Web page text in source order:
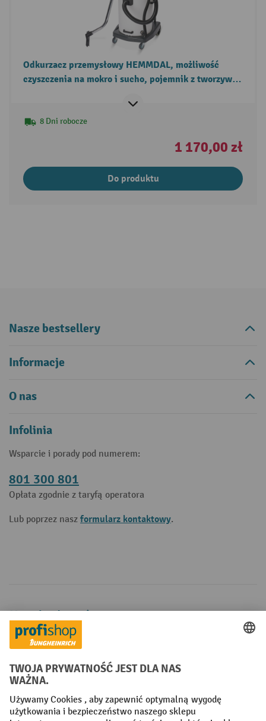
Odkurzacz przemysłowy HEMMDAL, możliwość
czyszczenia na mokro i sucho, pojemnik z tworzywa
8 Dni robocze
1 170,00 zł
Do produktu
Nasze bestsellery
Informacje
O nas
Infolinia
Wsparcie i porady pod numerem:
801 300 801
Opłata zgodnie z taryfą operatora
Lub poprzez nasz formularz kontaktowy.
Metody płatności
Creditcard (Master)Creditcard (Visa)
Factura Przedpłata
Sieci społecznościowe